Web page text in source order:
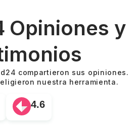
Opiniones y
compartieron sus opiniones.
nuestra herramienta.
4.6